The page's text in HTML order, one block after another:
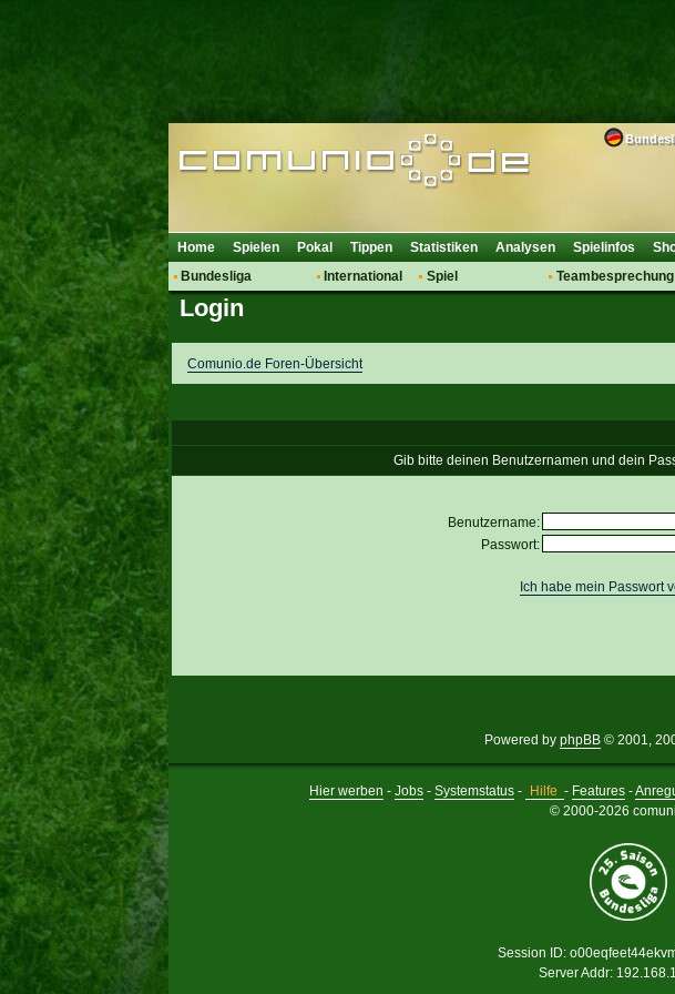
Home Spielen Pokal Tippen Statistiken Analysen Spielinfos
Bundesliga
Hot News
Spielanalyse
Vereinsdiskussion
International
Spiel
Teambesprechung
Saisonübergang
Login
Comunio.de Foren-Übersicht
Gib bitte deinen Benutzernamen und dein
Benutzername:
Passwort:
Ich habe mein Passwort
Powered by phpBB © 2001,
Hier werben - Jobs- Systemstatus- Hilfe - Features -
© 2000-2026
Session ID:
Server Addr: